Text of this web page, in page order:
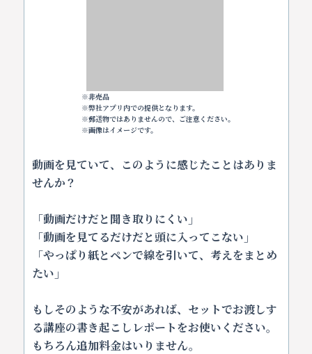
動画を見ていて、このように感じたことはありま
せんか？
「動画だけだと聞き取りにくい」
「動画を見てるだけだと頭に入ってこない」
「やっぱり紙とペンで線を引いて、考えをまとめ
たい」
もしそのような不安があれば、セットでお渡しす
る講座の書き起こしレポートをお使いください。
もちろん追加料金はいりません。
※非売品
※弊社アプリ内での提供となります。
※郵送物ではありませんので、ご注意ください。
※画像はイメージです。